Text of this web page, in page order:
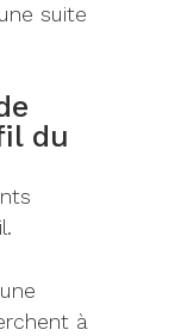
suite
du
à